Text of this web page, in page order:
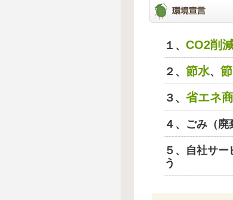
１、 CO2削
２、 節水、
３、 省エネ
４、ごみ（廃
５、自社サ
う